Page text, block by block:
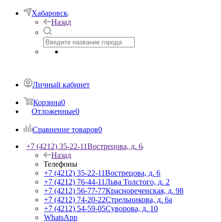
Хабаровск
Назад
Личный кабинет
Корзина0
Отложенные0
Сравнение товаров0
+7 (4212) 35-22-11Вострецова, д. 6
Назад
Телефоны
+7 (4212) 35-22-11Вострецова, д. 6
+7 (4212) 76-44-11Льва Толстого, д. 2
+7 (4212) 56-77-77Краснореченская, д. 98
+7 (4212) 74-20-22Стрельникова, д. 6а
+7 (4212) 54-59-05Суворова, д. 10
WhatsApp